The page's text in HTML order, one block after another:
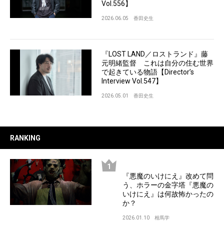
Vol.556】
2026.06.05 香田史生
『LOST LAND／ロストランド』藤
元明緒監督 これは自分の住む世界
で起きている物語【Director’s
Interview Vol.547】
2026.05.01 香田史生
RANKING
『悪魔のいけにえ』改めて問
う、ホラーの金字塔『悪魔の
いけにえ』は何故怖かったの
か？
2026.01.10 相馬学